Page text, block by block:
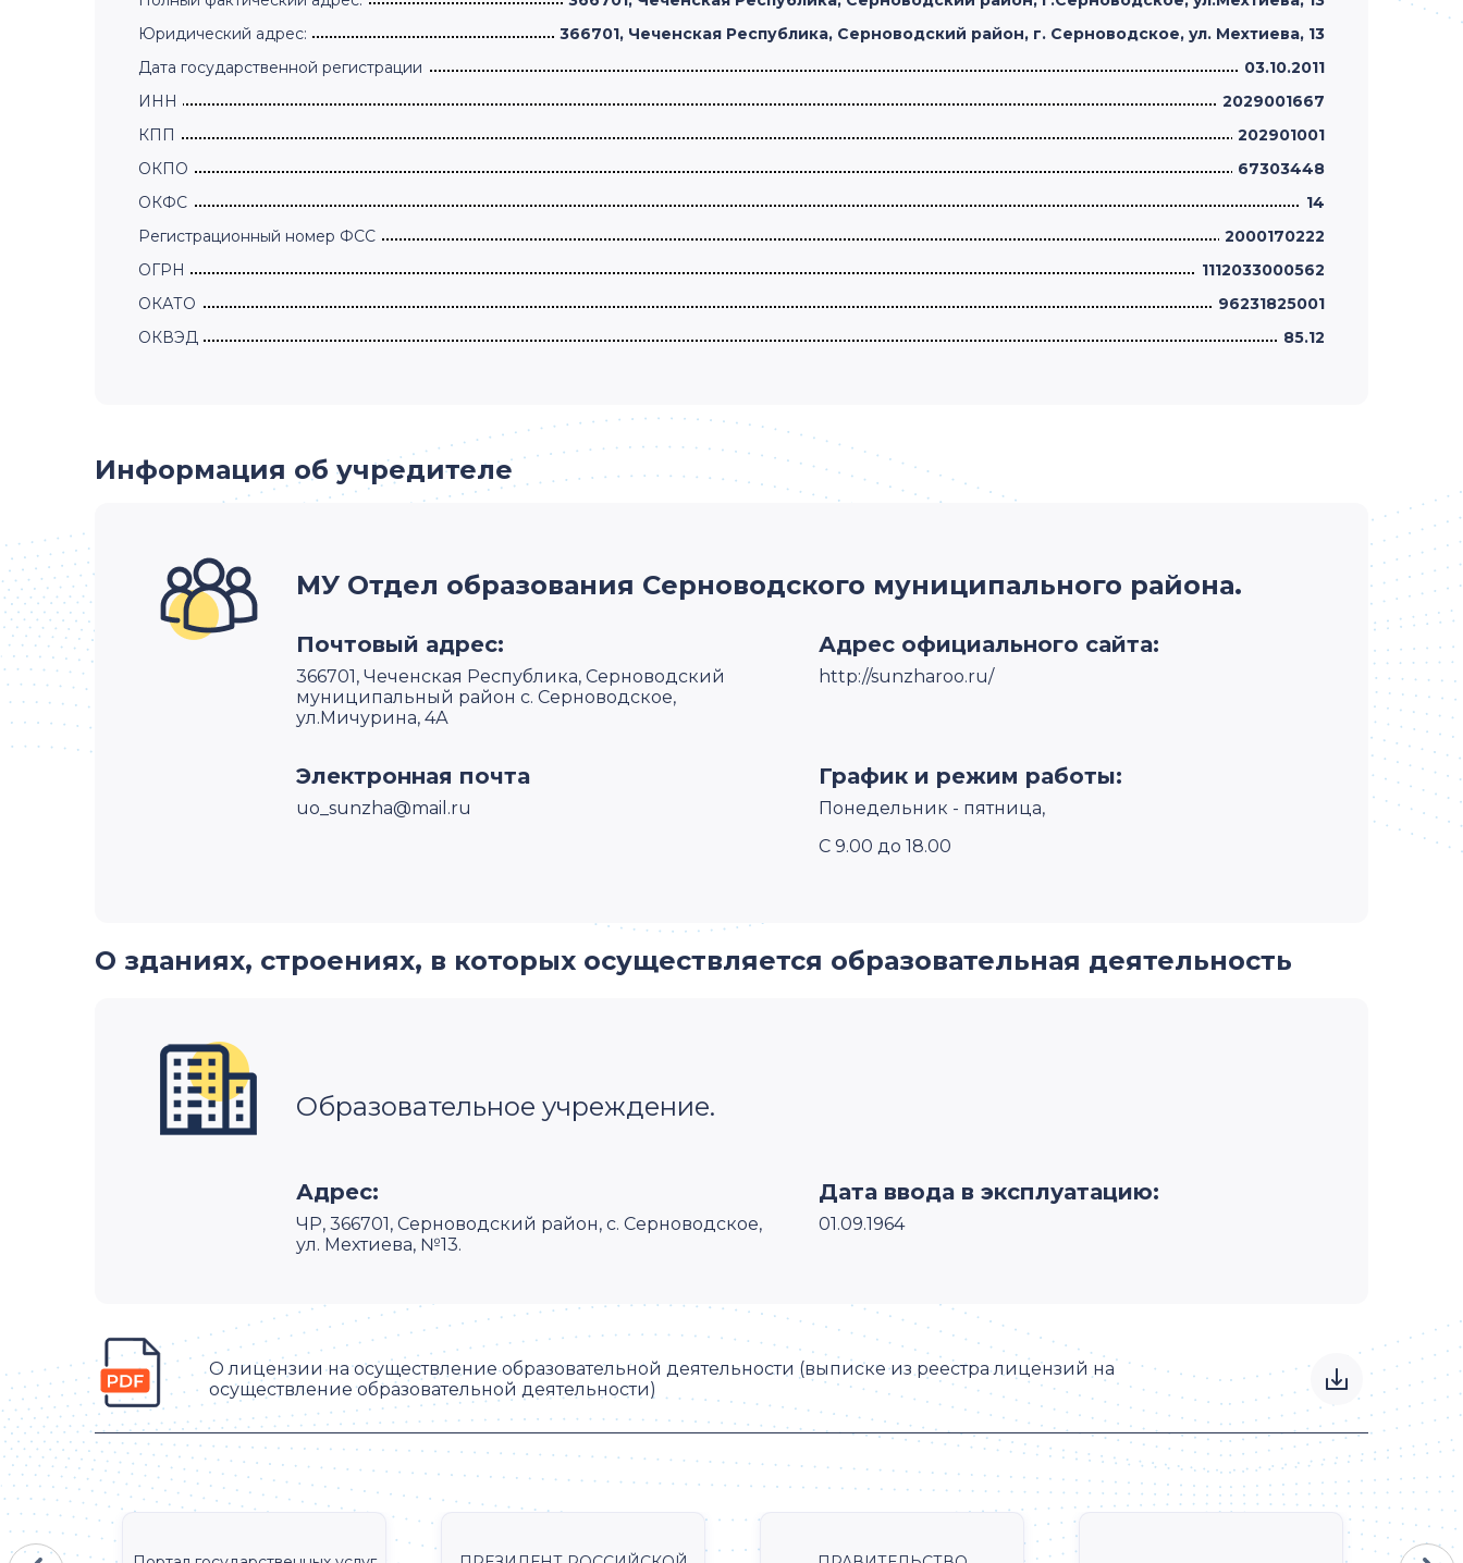
Юридический адрес:
366701, Чеченская Республика, Серноводский район, г. Серноводское, ул. Мехтиева, 13
Дата государственной регистрации
03.10.2011
ИНН
2029001667
КПП
202901001
ОКПО
67303448
ОКФС
14
Регистрационный номер ФСС
2000170222
ОГРН
1112033000562
ОКАТО
96231825001
ОКВЭД
85.12
Информация об учредителе
МУ Отдел образования Серноводского муниципального района.
Почтовый адрес:
366701, Чеченская Республика, Серноводский
муниципальный район с. Серноводское,
ул.Мичурина, 4А
Адрес официального сайта:
http://sunzharoo.ru/
Электронная почта
uo_sunzha@mail.ru
График и режим работы:
Понедельник - пятница,
С 9.00 до 18.00
О зданиях, строениях, в которых осуществляется образовательная деятельность
Образовательное учреждение.
Адрес:
ЧР, 366701, Серноводский район, с. Серноводское,
ул. Мехтиева, №13.
Дата ввода в эксплуатацию:
01.09.1964
О лицензии на осуществление образовательной деятельности (выписке из реестра лицензий на
осуществление образовательной деятельности)